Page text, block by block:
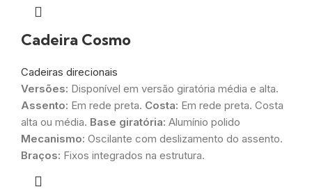
Cadeira Cosmo
Cadeiras direcionais
Versões: Disponível em versão giratória média e alta.
Assento: Em rede preta. Costa: Em rede preta. Costa
alta ou média. Base giratória: Alumínio polido
Mecanismo: Oscilante com deslizamento do assento.
Braços: Fixos integrados na estrutura.